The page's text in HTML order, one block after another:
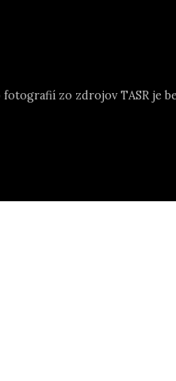
zo zdrojov TASR je